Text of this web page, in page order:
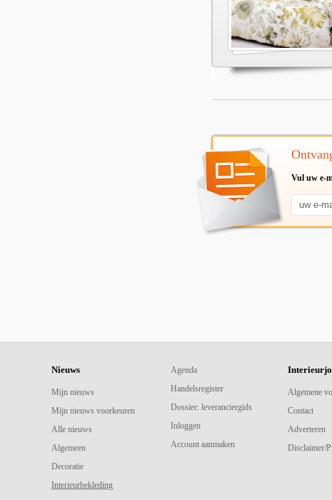
Vul uw e-
Nieuws
Mijn nieuws
Mijn nieuws voorkeuren
Alle nieuws
Algemeen
Decoratie
Interieurbekleding
Agenda
Handelsregister
Dossier: leveranciergids
Inloggen
Account aanmaken
Algemene
Contact
Adverteren
Disclaimer/